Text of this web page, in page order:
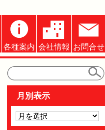
各種案内 会社情報 お問合せ
月別表示